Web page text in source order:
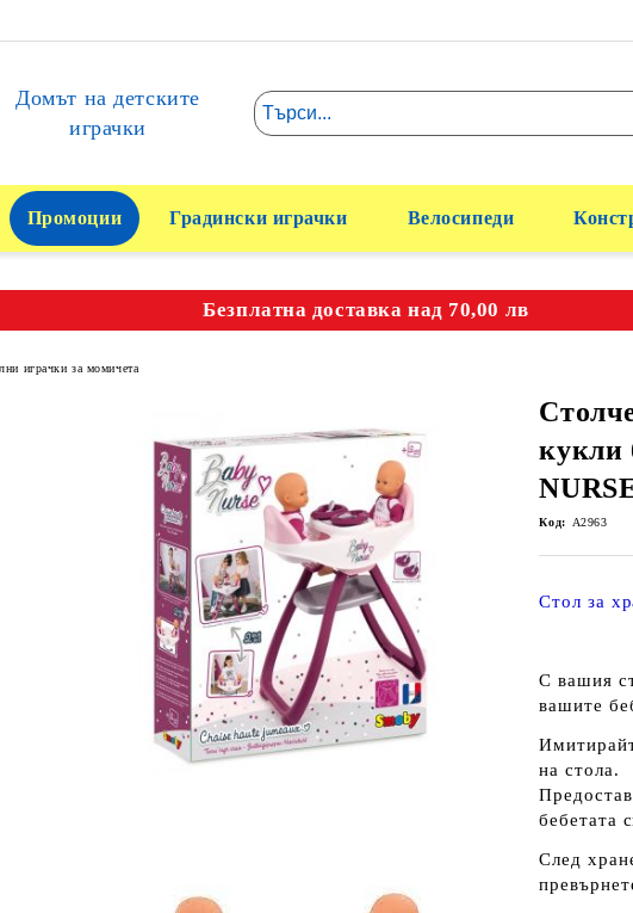
Домът на детските
играчки
Промоции Градински играчки Велосипеди
Безплатна доставка над 70,00 лв
играчки за момичета
кукли
Код: A2963
Стол за
С вашия
вашите
на стола.
бебетата
След